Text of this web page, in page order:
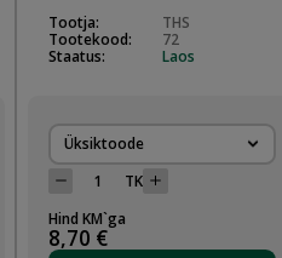
Tootja:
THS
Tootekood:
72
Staatus:
Laos
Üksiktoode
TK
Hind KM`ga
8,70 €